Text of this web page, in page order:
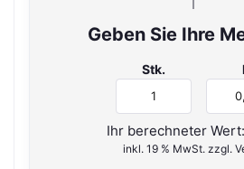
Geben Sie Ihre
Stk. l
Ihr berechneter Wert:
inkl. 19 % MwSt. zzgl.